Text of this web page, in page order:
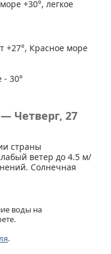
+30°, легкое
+27°, Красное море
30°
Четверг, 27
страны
ветер до 4.5 м/
Солнечная
воды на
.